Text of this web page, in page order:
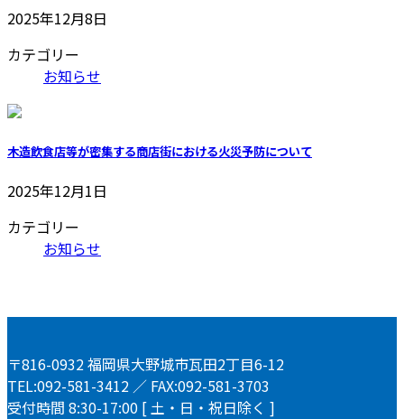
2025年12月8日
カテゴリー
お知らせ
木造飲食店等が密集する商店街における火災予防について
2025年12月1日
カテゴリー
お知らせ
〒816-0932 福岡県大野城市瓦田2丁目6-12
TEL:092-581-3412 ／ FAX:092-581-3703
受付時間 8:30-17:00 [ 土・日・祝日除く ]